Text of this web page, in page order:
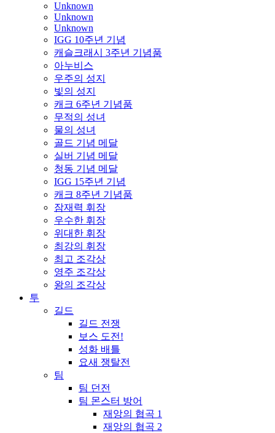
Unknown
Unknown
Unknown
IGG 10주년 기념
캐슬크래시 3주년 기념품
아누비스
우주의 성지
빛의 성지
캐크 6주년 기념품
무적의 성녀
물의 성녀
골드 기념 메달
실버 기념 메달
청동 기념 메달
IGG 15주년 기념
캐크 8주년 기념품
잠재력 휘장
우수한 휘장
위대한 휘장
최강의 휘장
최고 조각상
영주 조각상
왕의 조각상
투
길드
길드 전쟁
보스 도전!
성화 배틀
요새 쟁탈전
팀
팀 던전
팀 몬스터 방어
재앙의 협곡 1
재앙의 협곡 2